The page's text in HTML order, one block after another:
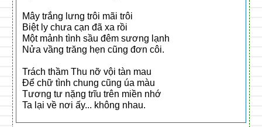
Mây trắng lưng trôi mãi trôi
Biệt ly chưa cạn đã xa rồi
Một mảnh tình sầu đêm sương lạnh
Nửa vầng trăng hẹn cũng đơn côi.
Trách thầm Thu nỡ vội tàn mau
Để chữ tình chung cũng úa màu
Tương tư nặng trĩu trên miền nhớ
Ta lại về nơi ấy... không nhau.